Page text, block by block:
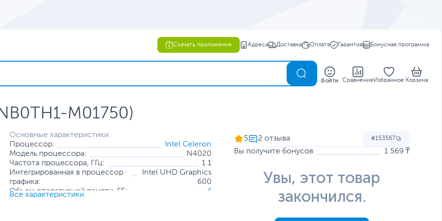
Скачать приложение Адреса Доставка Оплата Гарантия Бонусная программа
Войти Сравнение Избранное Корзина
M01750)
Основные характеристики:
Процессор:
Intel Celeron
Модель процессора:
N4020
Частота процессора, ГГц:
1.1
Интегрированная в процессор
графика:
Intel UHD Graphics
600
Объем оперативной памяти, ГБ:
4
Все характеристики
5 153567
Вы получите бонусов 1 569 ₸
Увы, этот товар
закончился.